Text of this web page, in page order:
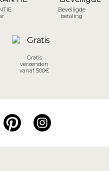
Beveiligde
betaling
Gratis
verzenden
vanaf 500€